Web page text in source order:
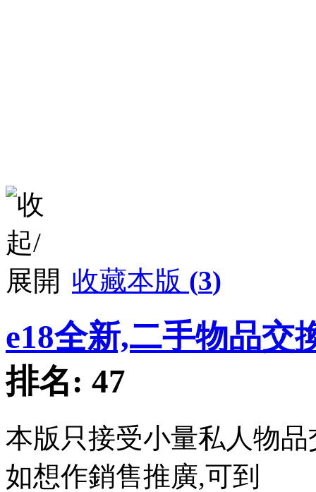
收藏本版 (3)
e18全新,二手物品交
排名: 47
本版只接受小量私人物
如想作銷售推廣,可到